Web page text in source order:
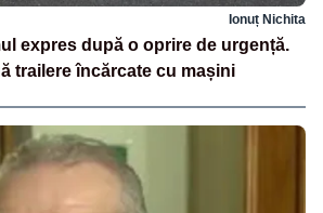
Ionuț Nichita
expres după o oprire de urgență.
trailere încărcate cu mașini